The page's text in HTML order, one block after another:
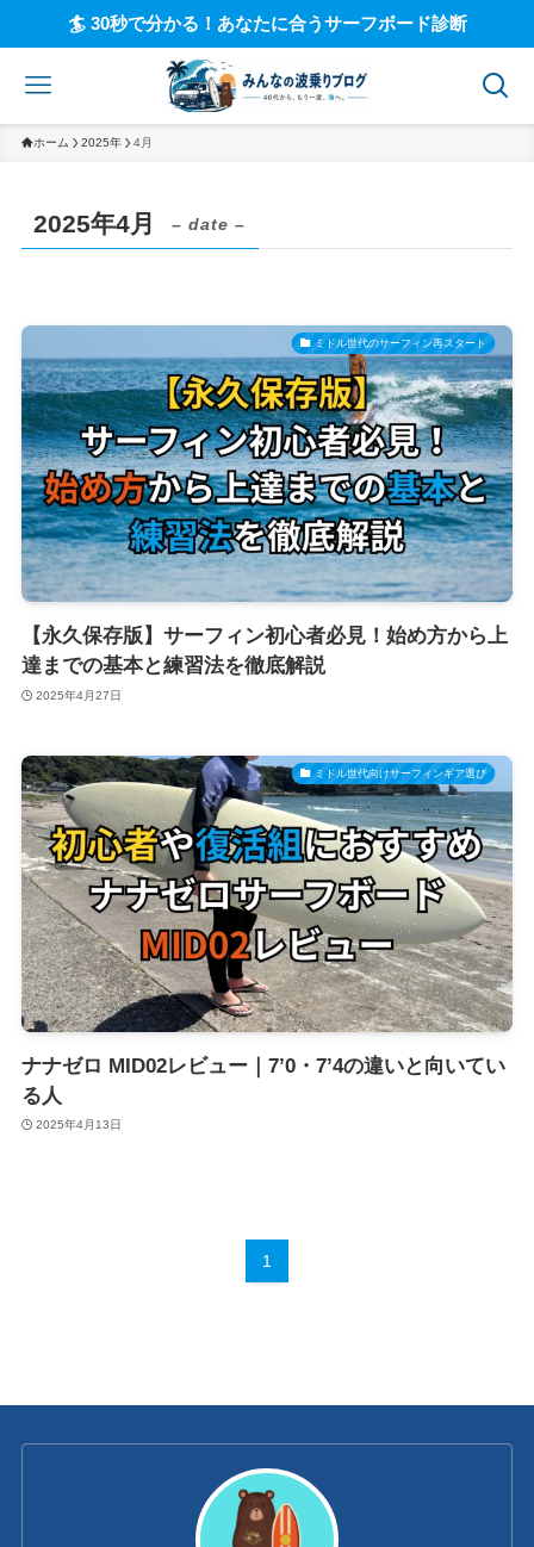
🏄 30秒で分かる！あなたに合うサーフボード診断
ホーム 2025年 4月
2025年4月 – date –
ミドル世代のサーフィン再スタート
【永久保存版】サーフィン初心者必見！始め方から上
達までの基本と練習法を徹底解説
2025年4月27日
ミドル世代向けサーフィンギア選び
ナナゼロ MID02レビュー｜7’0・7’4の違いと向いてい
る人
2025年4月13日
1